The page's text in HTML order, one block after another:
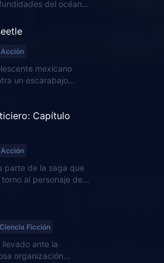
del océano
una malévola
Acción
mexicano
un escarabajo
Capítulo
Acción
parte de la saga que
torno al personaje del
Washington), un
Ciencia Ficción
llevado ante la
organización